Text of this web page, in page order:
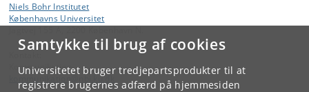
Samtykke til brug af cookies
Universitetet bruger tredjepartsprodukter til at
registrere brugernes adfærd på hjemmesiden
Niels Bohr Institutet
Københavns Universitet
Kommunikation
ku.dk